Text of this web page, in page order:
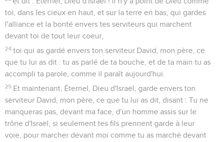
toi, dans les cieux en haut, et sur la terre en bas, qui gardes
l'alliance et la bonté envers tes serviteurs qui marchent
devant toi de tout leur coeur,
24 toi qui as gardé envers ton serviteur David, mon père, ce
que tu lui as dit : tu as parlé de ta bouche, et de ta main tu as
accompli ta parole, comme il paraît aujourd'hui.
25 Et maintenant, Éternel, Dieu d'Israël, garde envers ton
serviteur David, mon père, ce que tu lui as dit, disant : Tu ne
manqueras pas, devant ma face, d'un homme assis sur le
trône d'Israël, si seulement tes fils prennent garde à leur
voie, pour marcher devant moi comme tu as marché devant